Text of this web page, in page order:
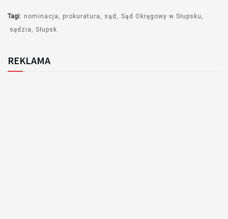
Tagi: nominacja prokuratura sąd
Sąd Okręgowy w Słupsku
sędzia
Słupsk
REKLAMA